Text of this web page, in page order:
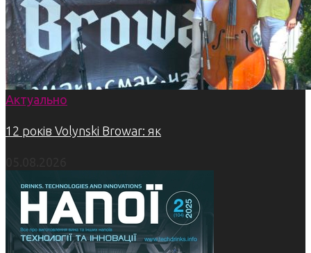
Актуально
12 років Volynski Browar: як